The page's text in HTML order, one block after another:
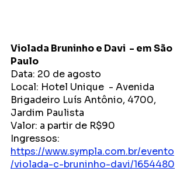
Violada Bruninho e Davi  - em São
Paulo
Data: 20 de agosto
Local: Hotel Unique  - Avenida
Brigadeiro Luís Antônio, 4700,
Jardim Paulista
Valor: a partir de R$90
Ingressos:
https://www.sympla.com.br/evento
/violada-c-bruninho-davi/1654480